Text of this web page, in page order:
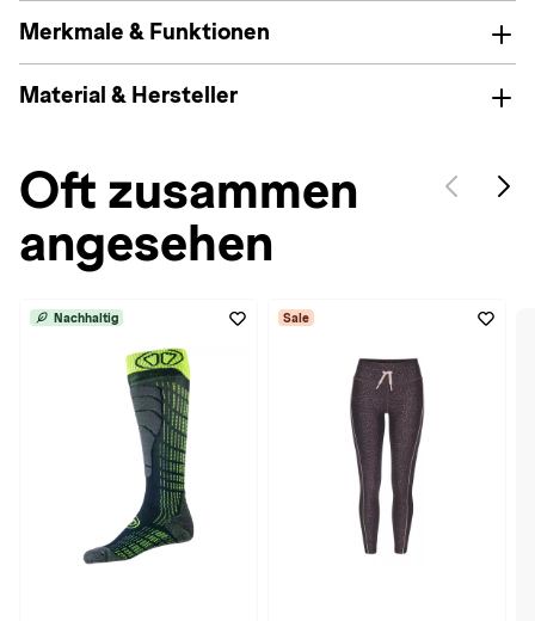
Merkmale & Funktionen
Material & Hersteller
Oft zusammen
angesehen
Nachhaltig Sale